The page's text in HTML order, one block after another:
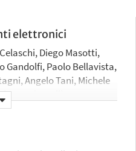
elettronici
Diego Masotti,
Gandolfi, Paolo Bellavista,
Angelo Tani, Michele
Tinarelli, Franco
Barbiroli, Vittorio Degli